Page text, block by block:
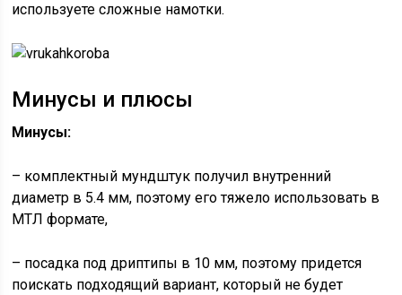
используете сложные намотки.
Минусы и плюсы
Минусы:
– комплектный мундштук получил внутренний
диаметр в 5.4 мм, поэтому его тяжело использовать в
МТЛ формате,
– посадка под дриптипы в 10 мм, поэтому придется
поискать подходящий вариант, который не будет